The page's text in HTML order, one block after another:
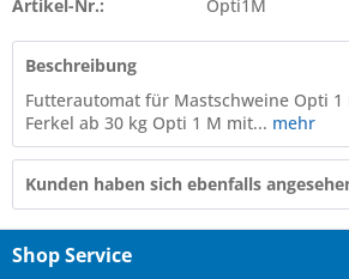
Artikel-Nr.: Opti1M
Beschreibung
Futterautomat für Mastschweine Opti
Ferkel ab 30 kg Opti 1 M mit... mehr
Kunden haben sich ebenfalls
Shop Service